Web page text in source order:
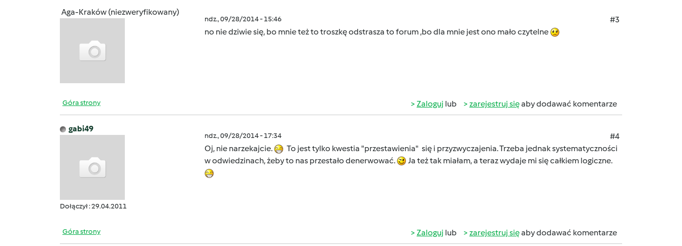
Aga-Kraków (niezweryfikowany)
ndz., 09/28/2014 - 15:46
#3
no nie dziwie się, bo mnie też to troszkę odstrasza to forum ,bo dla mnie jest ono mało czytelne
Góra strony Zaloguj lub zarejestruj sięaby dodawać komentarze
gabi49
Dołączył : 29.04.2011
ndz., 09/28/2014 - 17:34
#4
Oj, nie narzekajcie.
To jest tylko kwestia "przestawienia" się i przyzwyczajenia. Trzeba jednak systematyczności
w odwiedzinach, żeby to nas przestało denerwować.
Ja też tak miałam, a teraz wydaje mi się całkiem logiczne.
Góra strony Zaloguj lub zarejestruj sięaby dodawać komentarze